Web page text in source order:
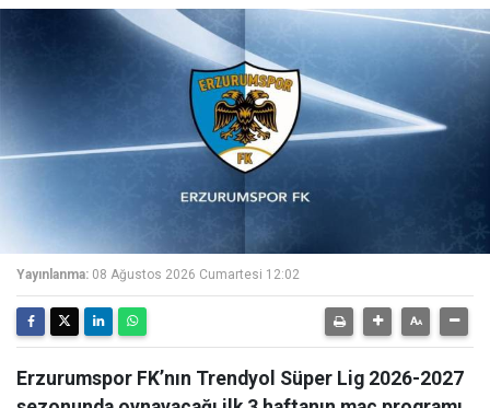
Yayınlanma: 08 Ağustos 2026 Cumartesi 12:02
Erzurumspor FK’nın Trendyol Süper Lig 2026-2027